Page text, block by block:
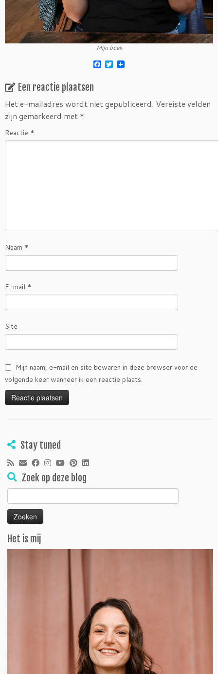
Mijn boek
F
o
T
w
e
r
Een reactie plaatsen
Het e-mailadres wordt niet gepubliceerd. Vereiste velden
zijn gemarkeerd met *
Reactie *
Naam *
E-mail *
Site
Mijn naam, e-mail en site bewaren in deze browser voor de
volgende keer wanneer ik een reactie plaats.
Stay tuned
Zoek op deze blog
Zoeken
naar:
Het is mij